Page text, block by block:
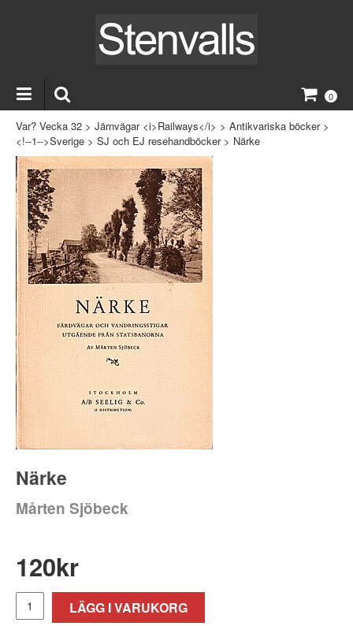
0
Var? Vecka 32 > Järnvägar <i>Railways</i> > Antikvariska böcker>
<!--1-->Sverige > SJ och EJ resehandböcker> Närke
Närke
Mårten Sjöbeck
120kr
LÄGG I VARUKORG